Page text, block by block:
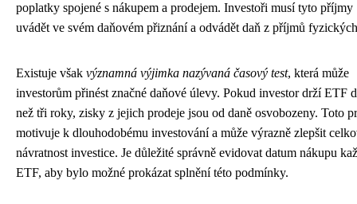
poplatky spojené s nákupem a prodejem. Investoři musí tyto příjmy
uvádět ve svém daňovém přiznání a odvádět daň z příjmů
Existuje však významná výjimka nazývaná časový test, která může
investorům přinést značné daňové úlevy. Pokud investor drží ETF
než tři roky, zisky z jejich prodeje jsou od daně osvobozeny. Toto
motivuje k dlouhodobému investování a může výrazně zlepšit
návratnost investice. Je důležité správně evidovat datum nákupu
ETF, aby bylo možné prokázat splnění této podmínky.